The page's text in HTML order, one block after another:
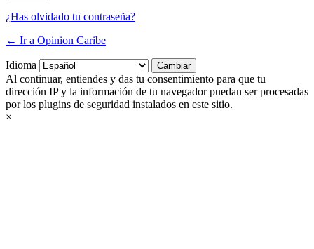
¿Has olvidado tu contraseña?
← Ir a Opinion Caribe
Idioma
Al continuar, entiendes y das tu consentimiento para que tu
dirección IP y la información de tu navegador puedan ser procesadas
por los plugins de seguridad instalados en este sitio.
×